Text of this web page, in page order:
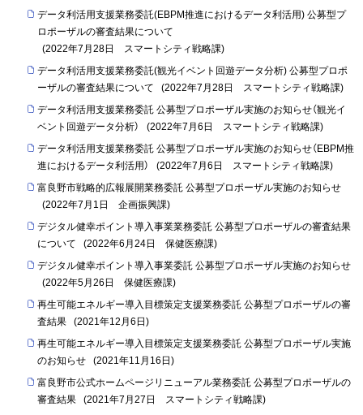
データ利活用支援業務委託(EBPM推進におけるデータ利活用) 公募型プ
ロポーザルの審査結果について
(2022年7月28日 スマートシティ戦略課)
データ利活用支援業務委託(観光イベント回遊データ分析) 公募型プロポ
ーザルの審査結果について
(2022年7月28日 スマートシティ戦略課)
データ利活用支援業務委託 公募型プロポーザル実施のお知らせ（観光イ
ベント回遊データ分析）
(2022年7月6日 スマートシティ戦略課)
データ利活用支援業務委託 公募型プロポーザル実施のお知らせ（EBPM推
進におけるデータ利活用）
(2022年7月6日 スマートシティ戦略課)
富良野市戦略的広報展開業務委託 公募型プロポーザル実施のお知らせ
(2022年7月1日 企画振興課)
デジタル健幸ポイント導入事業業務委託 公募型プロポーザルの審査結果
について
(2022年6月24日 保健医療課)
デジタル健幸ポイント導入事業委託 公募型プロポーザル実施のお知らせ
(2022年5月26日 保健医療課)
再生可能エネルギー導入目標策定支援業務委託 公募型プロポーザルの審
査結果
(2021年12月6日)
再生可能エネルギー導入目標策定支援業務委託 公募型プロポーザル実施
のお知らせ
(2021年11月16日)
富良野市公式ホームページリニューアル業務委託 公募型プロポーザルの
審査結果
(2021年7月27日 スマートシティ戦略課)